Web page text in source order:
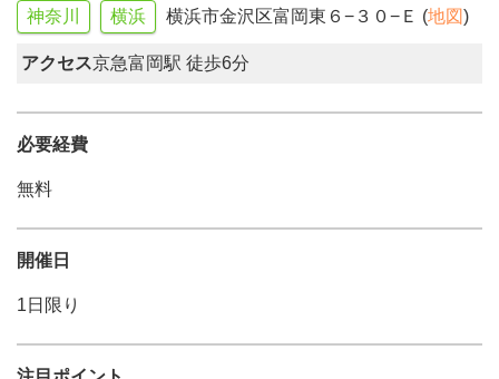
神奈川 横浜 横浜市金沢区富岡東６−３０−Ｅ (地図)
アクセス京急富岡駅 徒歩6分
必要経費
無料
開催日
1日限り